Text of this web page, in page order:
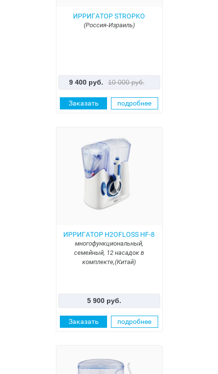
ИРРИГАТОР STROPKO
(Россия-Израиль)
9 400 руб. 10 000 руб.
Заказать подробнее
ИРРИГАТОР H2OFLOSS HF-8
многофункциональный,
семейный, 12 насадок в
комплекте,(Китай)
5 900 руб.
Заказать подробнее